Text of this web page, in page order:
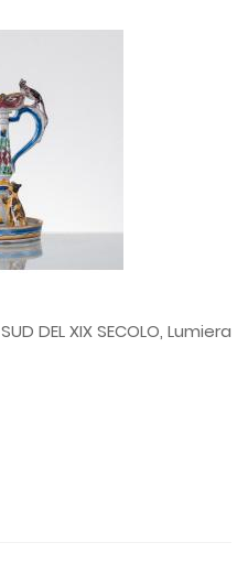
DEL XIX SECOLO, Lumiera